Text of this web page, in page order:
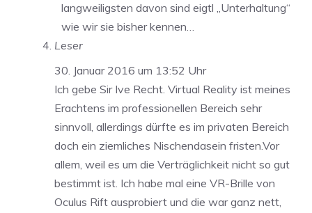
langweiligsten davon sind eigtl „Unterhaltung“
wie wir sie bisher kennen…
Leser
30. Januar 2016 um 13:52 Uhr
Ich gebe Sir Ive Recht. Virtual Reality ist meines
Erachtens im professionellen Bereich sehr
sinnvoll, allerdings dürfte es im privaten Bereich
doch ein ziemliches Nischendasein fristen.Vor
allem, weil es um die Verträglichkeit nicht so gut
bestimmt ist. Ich habe mal eine VR-Brille von
Oculus Rift ausprobiert und die war ganz nett,